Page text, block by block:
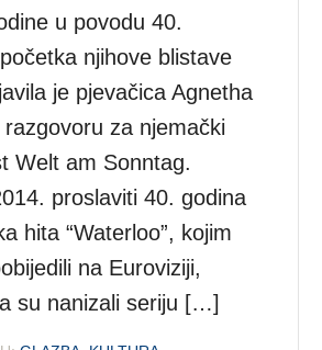
u povodu 40.
njihove blistave
je pjevačica Agnetha
za njemački
Welt am Sonntag.
proslaviti 40. godina
hita “Waterloo”, kojim
na Euroviziji,
su nanizali seriju […]